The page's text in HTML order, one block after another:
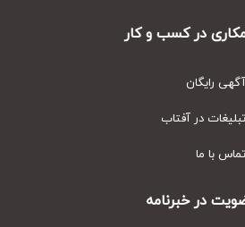
کسب و کار
آفتاب